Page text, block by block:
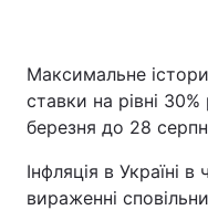
Максимальне
ставки на рівні 30%
березня до 28
Інфляція в Україні
вираженні